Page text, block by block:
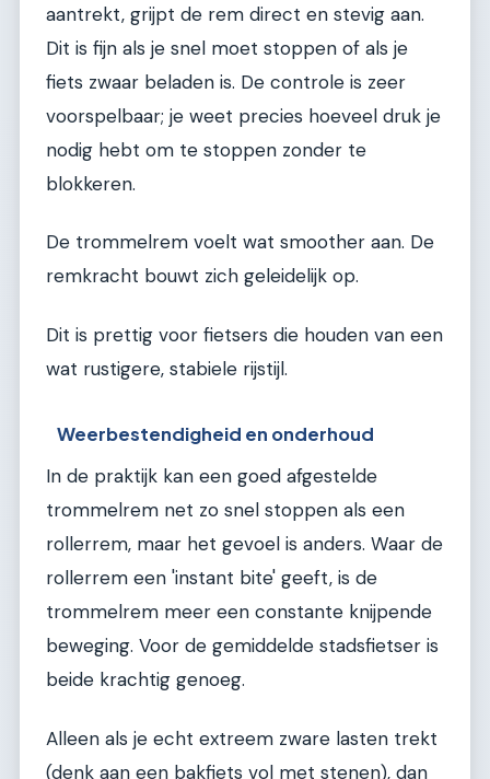
aantrekt, grijpt de rem direct en stevig aan.
Dit is fijn als je snel moet stoppen of als je
fiets zwaar beladen is. De controle is zeer
voorspelbaar; je weet precies hoeveel druk je
nodig hebt om te stoppen zonder te
blokkeren.
De trommelrem voelt wat smoother aan. De
remkracht bouwt zich geleidelijk op.
Dit is prettig voor fietsers die houden van een
wat rustigere, stabiele rijstijl.
Weerbestendigheid en onderhoud
In de praktijk kan een goed afgestelde
trommelrem net zo snel stoppen als een
rollerrem, maar het gevoel is anders. Waar de
rollerrem een 'instant bite' geeft, is de
trommelrem meer een constante knijpende
beweging. Voor de gemiddelde stadsfietser is
beide krachtig genoeg.
Alleen als je echt extreem zware lasten trekt
(denk aan een bakfiets vol met stenen), dan